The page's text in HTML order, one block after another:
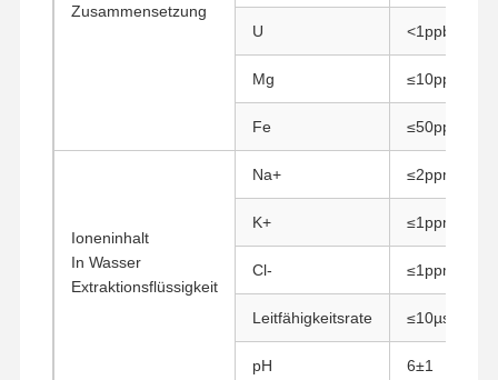
Referenzen
Monodisperse Silica-Mikrokugeln
Zusammensetzung
U <1ppb
Mg ≤10ppm
Fe ≤50ppm
Ioneninhalt
In Wasser
Extraktionsflüssigkeit
Na+ ≤2ppm
K+ ≤1ppm
Cl- ≤1ppm
Leitfähigkeitsrate ≤10µs/cm
pH 6±1